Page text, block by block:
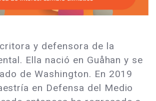
y defensora de la
Ella nació en Guåhan y se
de Washington. En 2019
en Defensa del Medio